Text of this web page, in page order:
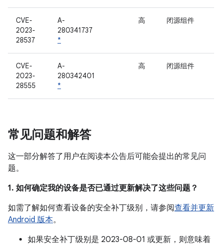
CVE-
2023-
28537
A-
280341737
*
高 闭源组件
CVE-
2023-
28555
A-
280342401
*
高 闭源组件
常见问题和解答
这一部分解答了用户在阅读本公告后可能会提出的常见问
题。
1. 如何确定我的设备是否已通过更新解决了这些问题？
如需了解如何查看设备的安全补丁级别，请参阅查看并更新
Android 版本。
如果安全补丁级别是 2023-08-01 或更新，则意味着